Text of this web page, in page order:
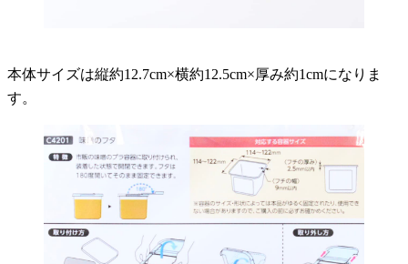
本体サイズは縦約12.7cm×横約12.5cm×厚み約1cmになりま
す。